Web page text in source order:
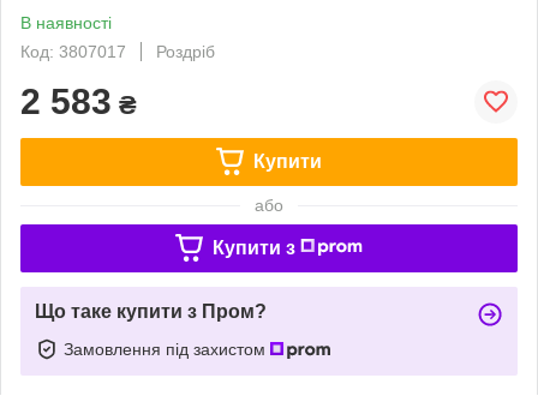
В наявності
Код: 3807017
Роздріб
2 583 ₴
Купити
або
Купити з
Що таке купити з Пром?
Замовлення під захистом